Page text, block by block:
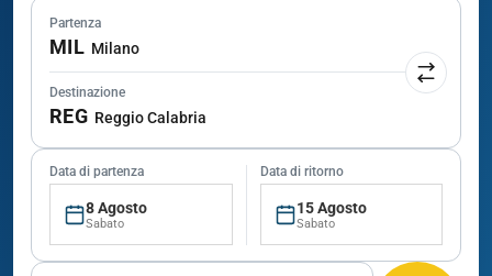
Partenza
MIL Milano
Destinazione
REG Reggio Calabria
Data di partenza
8 Agosto
Sabato
Data di ritorno
15 Agosto
Sabato